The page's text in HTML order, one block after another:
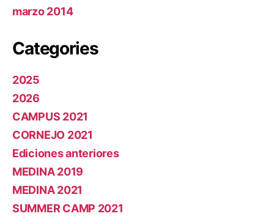
marzo 2014
Categories
2025
2026
CAMPUS 2021
CORNEJO 2021
Ediciones anteriores
MEDINA 2019
MEDINA 2021
SUMMER CAMP 2021